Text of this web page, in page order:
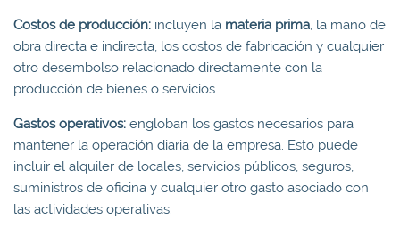
Costos de producción: incluyen la materia prima, la mano de
obra directa e indirecta, los costos de fabricación y cualquier
otro desembolso relacionado directamente con la
producción de bienes o servicios.
Gastos operativos: engloban los gastos necesarios para
mantener la operación diaria de la empresa. Esto puede
incluir el alquiler de locales, servicios públicos, seguros,
suministros de oficina y cualquier otro gasto asociado con
las actividades operativas.